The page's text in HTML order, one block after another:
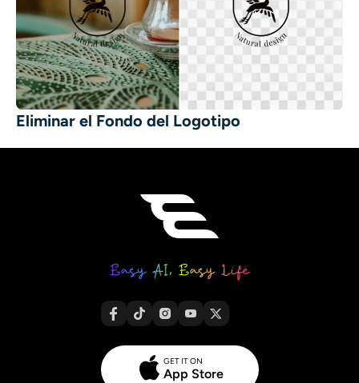
Eliminar el Fondo del Logotipo
GET IT ON
App Store